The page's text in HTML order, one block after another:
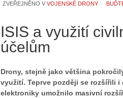
ZVEŘEJNĚNO V VOJENSKÉ DRONY
ISIS a využití
účelům
Drony, stejně jako většina
využití. Teprve později se rozšířili
elektroniky umožnilo masivní